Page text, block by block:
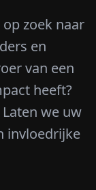
zoek naar
en
van een
heeft?
we uw
invloedrijke